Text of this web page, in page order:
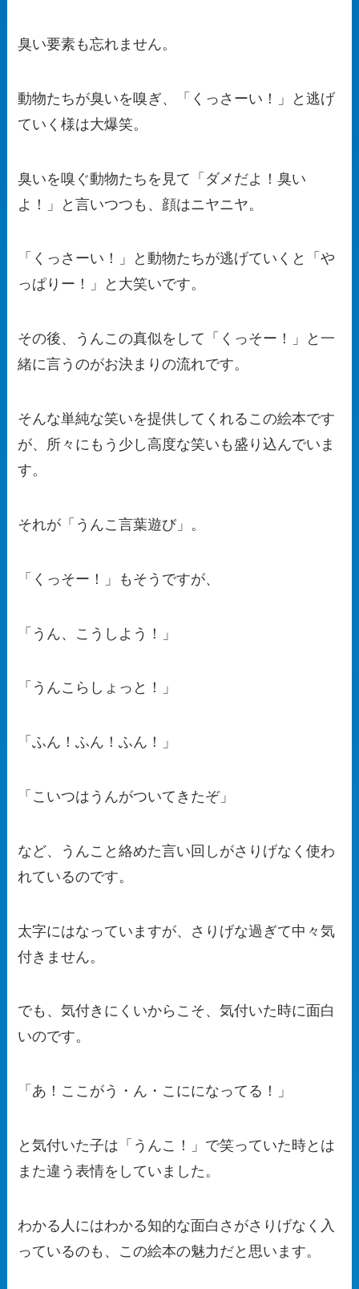
臭い要素も忘れません。
動物たちが臭いを嗅ぎ、「くっさーい！」と逃げ
ていく様は大爆笑。
臭いを嗅ぐ動物たちを見て「ダメだよ！臭い
よ！」と言いつつも、顔はニヤニヤ。
「くっさーい！」と動物たちが逃げていくと「や
っぱりー！」と大笑いです。
その後、うんこの真似をして「くっそー！」と一
緒に言うのがお決まりの流れです。
そんな単純な笑いを提供してくれるこの絵本です
が、所々にもう少し高度な笑いも盛り込んでいま
す。
それが「うんこ言葉遊び」。
「くっそー！」もそうですが、
「うん、こうしよう！」
「うんこらしょっと！」
「ふん！ふん！ふん！」
「こいつはうんがついてきたぞ」
など、うんこと絡めた言い回しがさりげなく使わ
れているのです。
太字にはなっていますが、さりげな過ぎて中々気
付きません。
でも、気付きにくいからこそ、気付いた時に面白
いのです。
「あ！ここがう・ん・こにになってる！」
と気付いた子は「うんこ！」で笑っていた時とは
また違う表情をしていました。
わかる人にはわかる知的な面白さがさりげなく入
っているのも、この絵本の魅力だと思います。